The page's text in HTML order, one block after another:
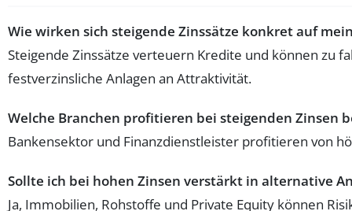
Wie wirken sich steigende Zinssätze konkret auf
Steigende Zinssätze verteuern Kredite und können zu
festverzinsliche Anlagen an Attraktivität.
Welche Branchen profitieren bei steigenden Zinsen
Bankensektor und Finanzdienstleister profitieren von
Sollte ich bei hohen Zinsen verstärkt in alternative
Ja, Immobilien, Rohstoffe und Private Equity können